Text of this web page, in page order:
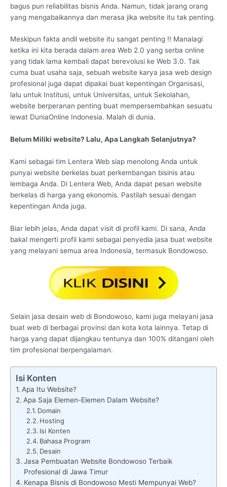
bagus pun reliabilitas bisnis Anda. Namun, tidak jarang orang
yang mengabaikannya dan merasa jika website itu tak penting.
Meskipun fakta andil website itu sangat penting !! Manalagi
ketika ini kita berada dalam area Web 2.0 yang serba online
yang tidak lama kembali dapat berevolusi ke Web 3.0. Tak
cuma buat usaha saja, sebuah website karya jasa web design
profesional juga dapat dipakai buat kepentingan Organisasi,
lalu untuk Institusi, untuk Universitas, untuk Sekolahan,
website berperanan penting buat mempersembahkan sesuatu
lewat DuniaOnline Indonesia. Malah di dunia.
Belum Miliki website? Lalu, Apa Langkah Selanjutnya?
Kami sebagai tim Lentera Web siap menolong Anda untuk
punyai website berkelas buat perkembangan bisinis atau
lembaga Anda. Di Lentera Web, Anda dapat pesan website
berkelas di harga yang ekonomis. Pastilah sesuai dengan
kepentingan Anda juga.
Biar lebih jelas, Anda dapat visit di profil kami. Di sana, Anda
bakal mengerti profil kami sebagai penyedia jasa buat website
yang melayani semua area Indonesia, termasuk Bondowoso.
Selain jasa desain web di Bondowoso, kami juga melayani jasa
buat web di berbagai provinsi dan kota kota lainnya. Tetap di
harga yang dapat dijangkau tentunya dan 100% ditangani oleh
tim profesional berpengalaman.
Isi Konten
Apa Itu Website?
Apa Saja Elemen-Elemen Dalam Website?
Domain
Hosting
Isi Konten
Bahasa Program
Desain
Jasa Pembuatan Website Bondowoso Terbaik
Profesional di Jawa Timur
Kenapa Bisnis di Bondowoso Mesti Mempunyai Web?